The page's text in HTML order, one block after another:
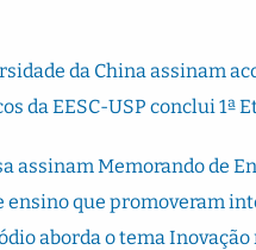
da China assinam
da EESC-USP conclui
assinam Memorando de
ensino que promoveram
aborda o tema